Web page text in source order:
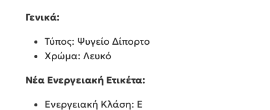
Γενικά:
Τύπος: Ψυγείο Δίπορτο
Χρώμα: Λευκό
Νέα Ενεργειακή Ετικέτα:
Ενεργειακή Κλάση: E